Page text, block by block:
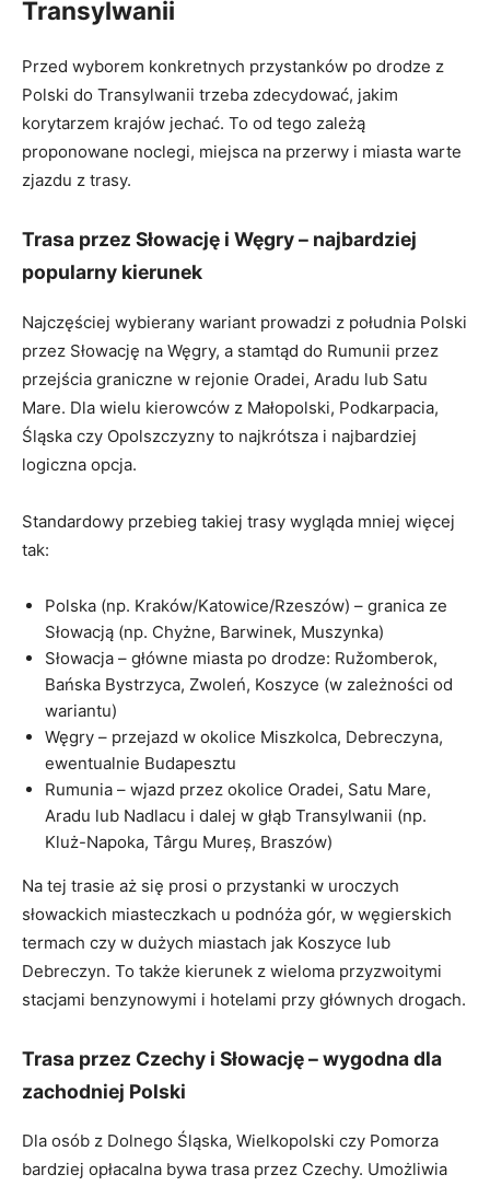
Transylwanii
Przed wyborem konkretnych przystanków po drodze z
Polski do Transylwanii trzeba zdecydować, jakim
korytarzem krajów jechać. To od tego zależą
proponowane noclegi, miejsca na przerwy i miasta warte
zjazdu z trasy.
Trasa przez Słowację i Węgry – najbardziej
popularny kierunek
Najczęściej wybierany wariant prowadzi z południa Polski
przez Słowację na Węgry, a stamtąd do Rumunii przez
przejścia graniczne w rejonie Oradei, Aradu lub Satu
Mare. Dla wielu kierowców z Małopolski, Podkarpacia,
Śląska czy Opolszczyzny to najkrótsza i najbardziej
logiczna opcja.
Standardowy przebieg takiej trasy wygląda mniej więcej
tak:
Polska (np. Kraków/Katowice/Rzeszów) – granica ze
Słowacją (np. Chyżne, Barwinek, Muszynka)
Słowacja – główne miasta po drodze: Ružomberok,
Bańska Bystrzyca, Zwoleń, Koszyce (w zależności od
wariantu)
Węgry – przejazd w okolice Miszkolca, Debreczyna,
ewentualnie Budapesztu
Rumunia – wjazd przez okolice Oradei, Satu Mare,
Aradu lub Nadlacu i dalej w głąb Transylwanii (np.
Kluż-Napoka, Târgu Mureș, Braszów)
Na tej trasie aż się prosi o przystanki w uroczych
słowackich miasteczkach u podnóża gór, w węgierskich
termach czy w dużych miastach jak Koszyce lub
Debreczyn. To także kierunek z wieloma przyzwoitymi
stacjami benzynowymi i hotelami przy głównych drogach.
Trasa przez Czechy i Słowację – wygodna dla
zachodniej Polski
Dla osób z Dolnego Śląska, Wielkopolski czy Pomorza
bardziej opłacalna bywa trasa przez Czechy. Umożliwia